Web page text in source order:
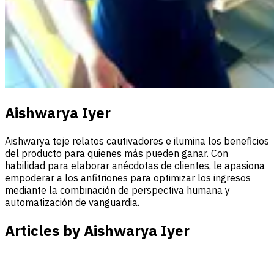
Aishwarya Iyer
Aishwarya teje relatos cautivadores e ilumina los beneficios
del producto para quienes más pueden ganar. Con
habilidad para elaborar anécdotas de clientes, le apasiona
empoderar a los anfitriones para optimizar los ingresos
mediante la combinación de perspectiva humana y
automatización de vanguardia.
Articles by Aishwarya Iyer